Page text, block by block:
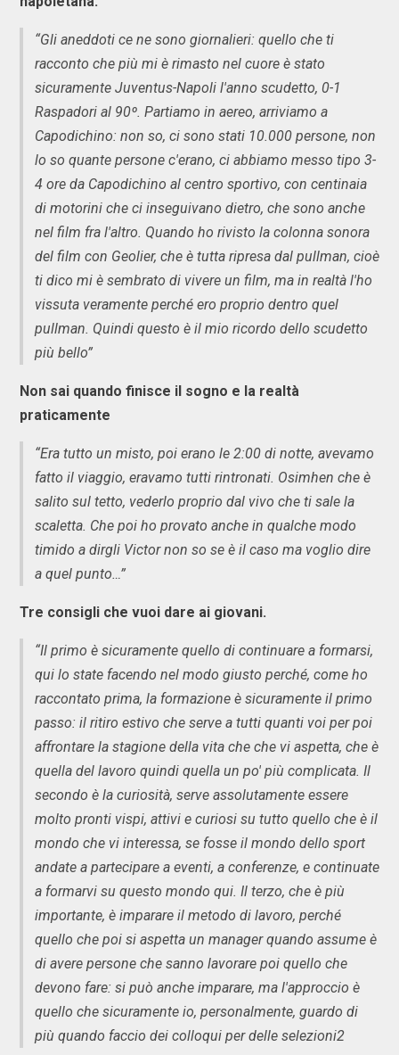
“Gli aneddoti ce ne sono giornalieri: quello che ti
racconto che più mi è rimasto nel cuore è stato
sicuramente Juventus-Napoli l'anno scudetto, 0-1
Raspadori al 90º. Partiamo in aereo, arriviamo a
Capodichino: non so, ci sono stati 10.000 persone, non
lo so quante persone c'erano, ci abbiamo messo tipo 3-
4 ore da Capodichino al centro sportivo, con centinaia
di motorini che ci inseguivano dietro, che sono anche
nel film fra l'altro. Quando ho rivisto la colonna sonora
del film con Geolier, che è tutta ripresa dal pullman, cioè
ti dico mi è sembrato di vivere un film, ma in realtà l'ho
vissuta veramente perché ero proprio dentro quel
pullman. Quindi questo è il mio ricordo dello scudetto
più bello”
Non sai quando finisce il sogno e la realtà
praticamente
“Era tutto un misto, poi erano le 2:00 di notte, avevamo
fatto il viaggio, eravamo tutti rintronati. Osimhen che è
salito sul tetto, vederlo proprio dal vivo che ti sale la
scaletta. Che poi ho provato anche in qualche modo
timido a dirgli Victor non so se è il caso ma voglio dire
a quel punto…”
Tre consigli che vuoi dare ai giovani.
“Il primo è sicuramente quello di continuare a formarsi,
qui lo state facendo nel modo giusto perché, come ho
raccontato prima, la formazione è sicuramente il primo
passo: il ritiro estivo che serve a tutti quanti voi per poi
affrontare la stagione della vita che che vi aspetta, che è
quella del lavoro quindi quella un po' più complicata. Il
secondo è la curiosità, serve assolutamente essere
molto pronti vispi, attivi e curiosi su tutto quello che è il
mondo che vi interessa, se fosse il mondo dello sport
andate a partecipare a eventi, a conferenze, e continuate
a formarvi su questo mondo qui. Il terzo, che è più
importante, è imparare il metodo di lavoro, perché
quello che poi si aspetta un manager quando assume è
di avere persone che sanno lavorare poi quello che
devono fare: si può anche imparare, ma l'approccio è
quello che sicuramente io, personalmente, guardo di
più quando faccio dei colloqui per delle selezioni2